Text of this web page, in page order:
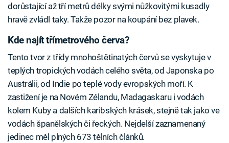
dorůstající až tří metrů délky svými nůžkovitými kusadly
hravě zvládl taky. Takže pozor na koupání bez plavek.
Kde najít třímetrového červa?
Tento tvor z třídy mnohoštětinatých červů se vyskytuje v
teplých tropických vodách celého světa, od Japonska po
Austrálii, od Indie po teplé vody evropských moří. K
zastižení je na Novém Zélandu, Madagaskaru i vodách
kolem Kuby a dalších karibských krásek, stejně tak jako ve
vodách španělských či řeckých. Nejdelší zaznamenaný
jedinec měl plných 673 tělních článků.